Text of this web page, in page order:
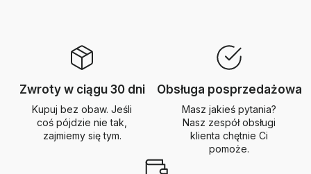
Zwroty w ciągu 30 dni
Kupuj bez obaw. Jeśli
coś pójdzie nie tak,
zajmiemy się tym.
Obsługa posprzedażowa
Masz jakieś pytania?
Nasz zespół obsługi
klienta chętnie Ci
pomoże.